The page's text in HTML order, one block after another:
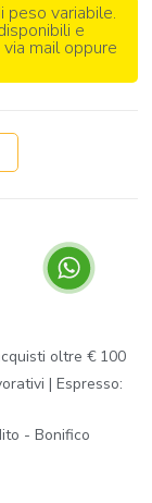
peso variabile.
e
mail oppure
oltre € 100
| Espresso:
- Bonifico